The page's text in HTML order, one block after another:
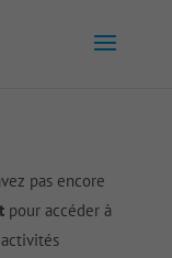
pas encore
pour accéder à